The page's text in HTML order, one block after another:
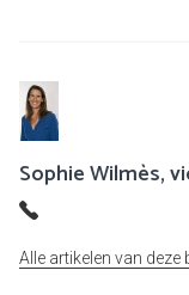
Sophie Wilmès,
Alle artikelen van deze